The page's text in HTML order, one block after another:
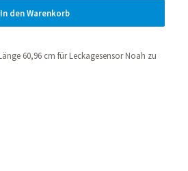
In den Warenkorb